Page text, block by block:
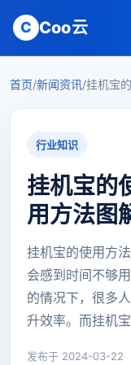
C Coo云
首页/新闻资讯/挂机宝
行业知识
挂机宝的
用方法图
挂机宝的使用方
会感到时间不够
的情况下，很多
升效率。而挂机
发布于 2024-03-22